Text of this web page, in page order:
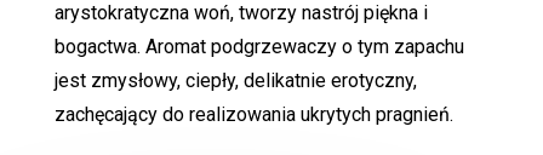
arystokratyczna woń, tworzy nastrój piękna i
bogactwa. Aromat podgrzewaczy o tym zapachu
jest zmysłowy, ciepły, delikatnie erotyczny,
zachęcający do realizowania ukrytych pragnień.